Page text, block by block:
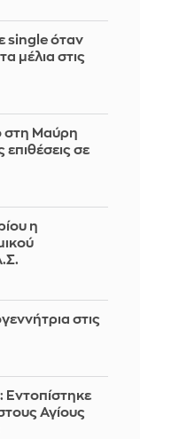
single όταν
μέλια στις
στη Μαύρη
σε
η
στις
Εντοπίστηκε
Αγίους